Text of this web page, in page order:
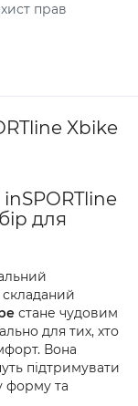
прав
Xbike
для
стане чудовим
для тих, хто
Вона
підтримувати
форму та